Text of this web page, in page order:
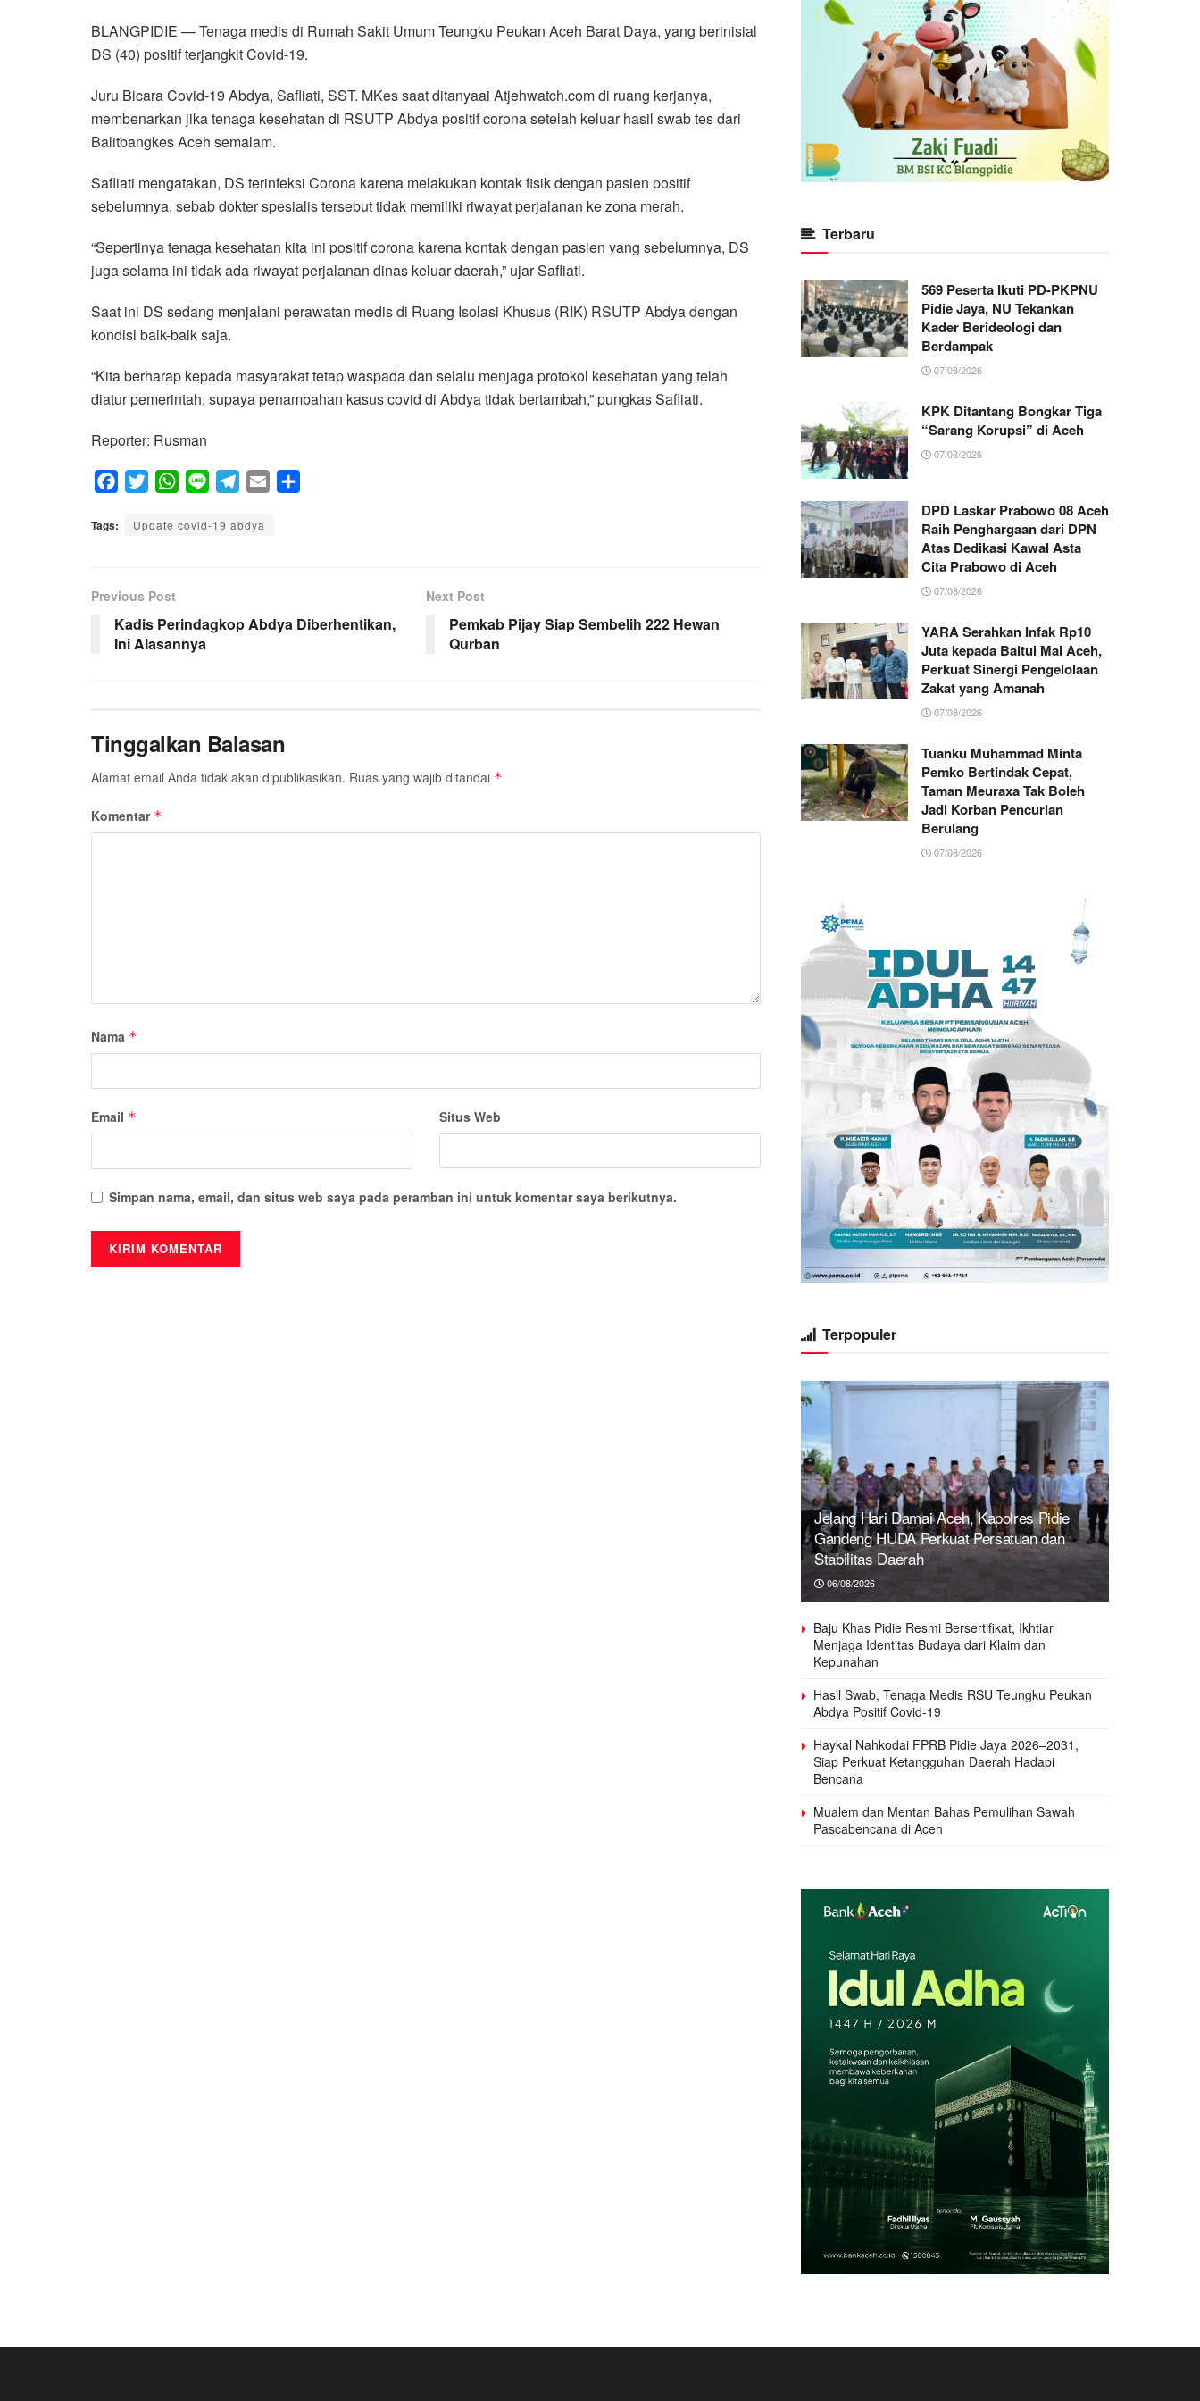
c
e
o
o
k
i
t
e
r
a
t
A
p
p
n
e
l
e
r
a
m
a
i
a
r
BLANGPIDIE — Tenaga medis di Rumah Sakit Umum Teungku Peukan Aceh Barat Daya, yang berinisial
DS (40) positif terjangkit Covid-19.
Juru Bicara Covid-19 Abdya, Safliati, SST. MKes saat ditanyaai Atjehwatch.com di ruang kerjanya,
membenarkan jika tenaga kesehatan di RSUTP Abdya positif corona setelah keluar hasil swab tes dari
Balitbangkes Aceh semalam.
Safliati mengatakan, DS terinfeksi Corona karena melakukan kontak fisik dengan pasien positif
sebelumnya, sebab dokter spesialis tersebut tidak memiliki riwayat perjalanan ke zona merah.
“Sepertinya tenaga kesehatan kita ini positif corona karena kontak dengan pasien yang sebelumnya, DS
juga selama ini tidak ada riwayat perjalanan dinas keluar daerah,” ujar Safliati.
Saat ini DS sedang menjalani perawatan medis di Ruang Isolasi Khusus (RIK) RSUTP Abdya dengan
kondisi baik-baik saja.
“Kita berharap kepada masyarakat tetap waspada dan selalu menjaga protokol kesehatan yang telah
diatur pemerintah, supaya penambahan kasus covid di Abdya tidak bertambah,” pungkas Safliati.
Reporter: Rusman
o
o
k
i
e
r
W
a
p
p
n
l
a
Tags: Update covid-19 abdya
Previous Post
Kadis Perindagkop Abdya Diberhentikan,
Ini Alasannya
Next Post
Pemkab Pijay Siap Sembelih 222 Hewan
Qurban
Tinggalkan Balasan
Alamat email Anda tidak akan dipublikasikan. Ruas yang wajib ditandai *
Komentar *
Nama *
Email * Situs Web
Simpan nama, email, dan situs web saya pada peramban ini untuk komentar saya berikutnya.
Terbaru
569 Peserta Ikuti PD-PKPNU
Pidie Jaya, NU Tekankan
Kader Berideologi dan
Berdampak
07/08/2026
KPK Ditantang Bongkar Tiga
“Sarang Korupsi” di Aceh
07/08/2026
DPD Laskar Prabowo 08 Aceh
Raih Penghargaan dari DPN
Atas Dedikasi Kawal Asta
Cita Prabowo di Aceh
07/08/2026
YARA Serahkan Infak Rp10
Juta kepada Baitul Mal Aceh,
Perkuat Sinergi Pengelolaan
Zakat yang Amanah ‎
07/08/2026
Tuanku Muhammad Minta
Pemko Bertindak Cepat,
Taman Meuraxa Tak Boleh
Jadi Korban Pencurian
Berulang
07/08/2026
Terpopuler
Jelang Hari Damai Aceh, Kapolres Pidie
Gandeng HUDA Perkuat Persatuan dan
Stabilitas Daerah
06/08/2026
Baju Khas Pidie Resmi Bersertifikat, Ikhtiar
Menjaga Identitas Budaya dari Klaim dan
Kepunahan
Hasil Swab, Tenaga Medis RSU Teungku Peukan
Abdya Positif Covid-19
Haykal Nahkodai FPRB Pidie Jaya 2026–2031,
Siap Perkuat Ketangguhan Daerah Hadapi
Bencana
Mualem dan Mentan Bahas Pemulihan Sawah
Pascabencana di Aceh